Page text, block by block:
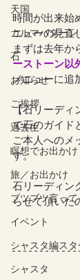
天国
カルマパターン
石
お知らせ
ご挨拶
過去生
瞑想でお出かけ
旅／お出かけ
ブツブツ言っ
イベント
シャスタ編スタ
シャスタ
時間が出来始
ニューの見直
まずは去年か
ーストーン以
メニューに追
【石リーディ
で石のガイド
ご本人へのメ
す。
石リーディン
らせて頂いた